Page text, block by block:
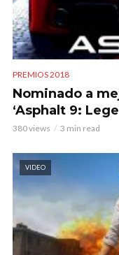
PREMIOS 2018
Nominado a
‘Asphalt 9:
380 views 3 min read
VIDEO